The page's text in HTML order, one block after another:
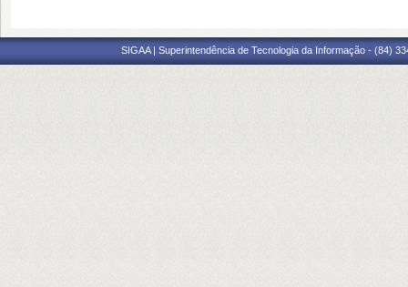
SIGAA | Superintendência de Tecnologia da Informação - (84)